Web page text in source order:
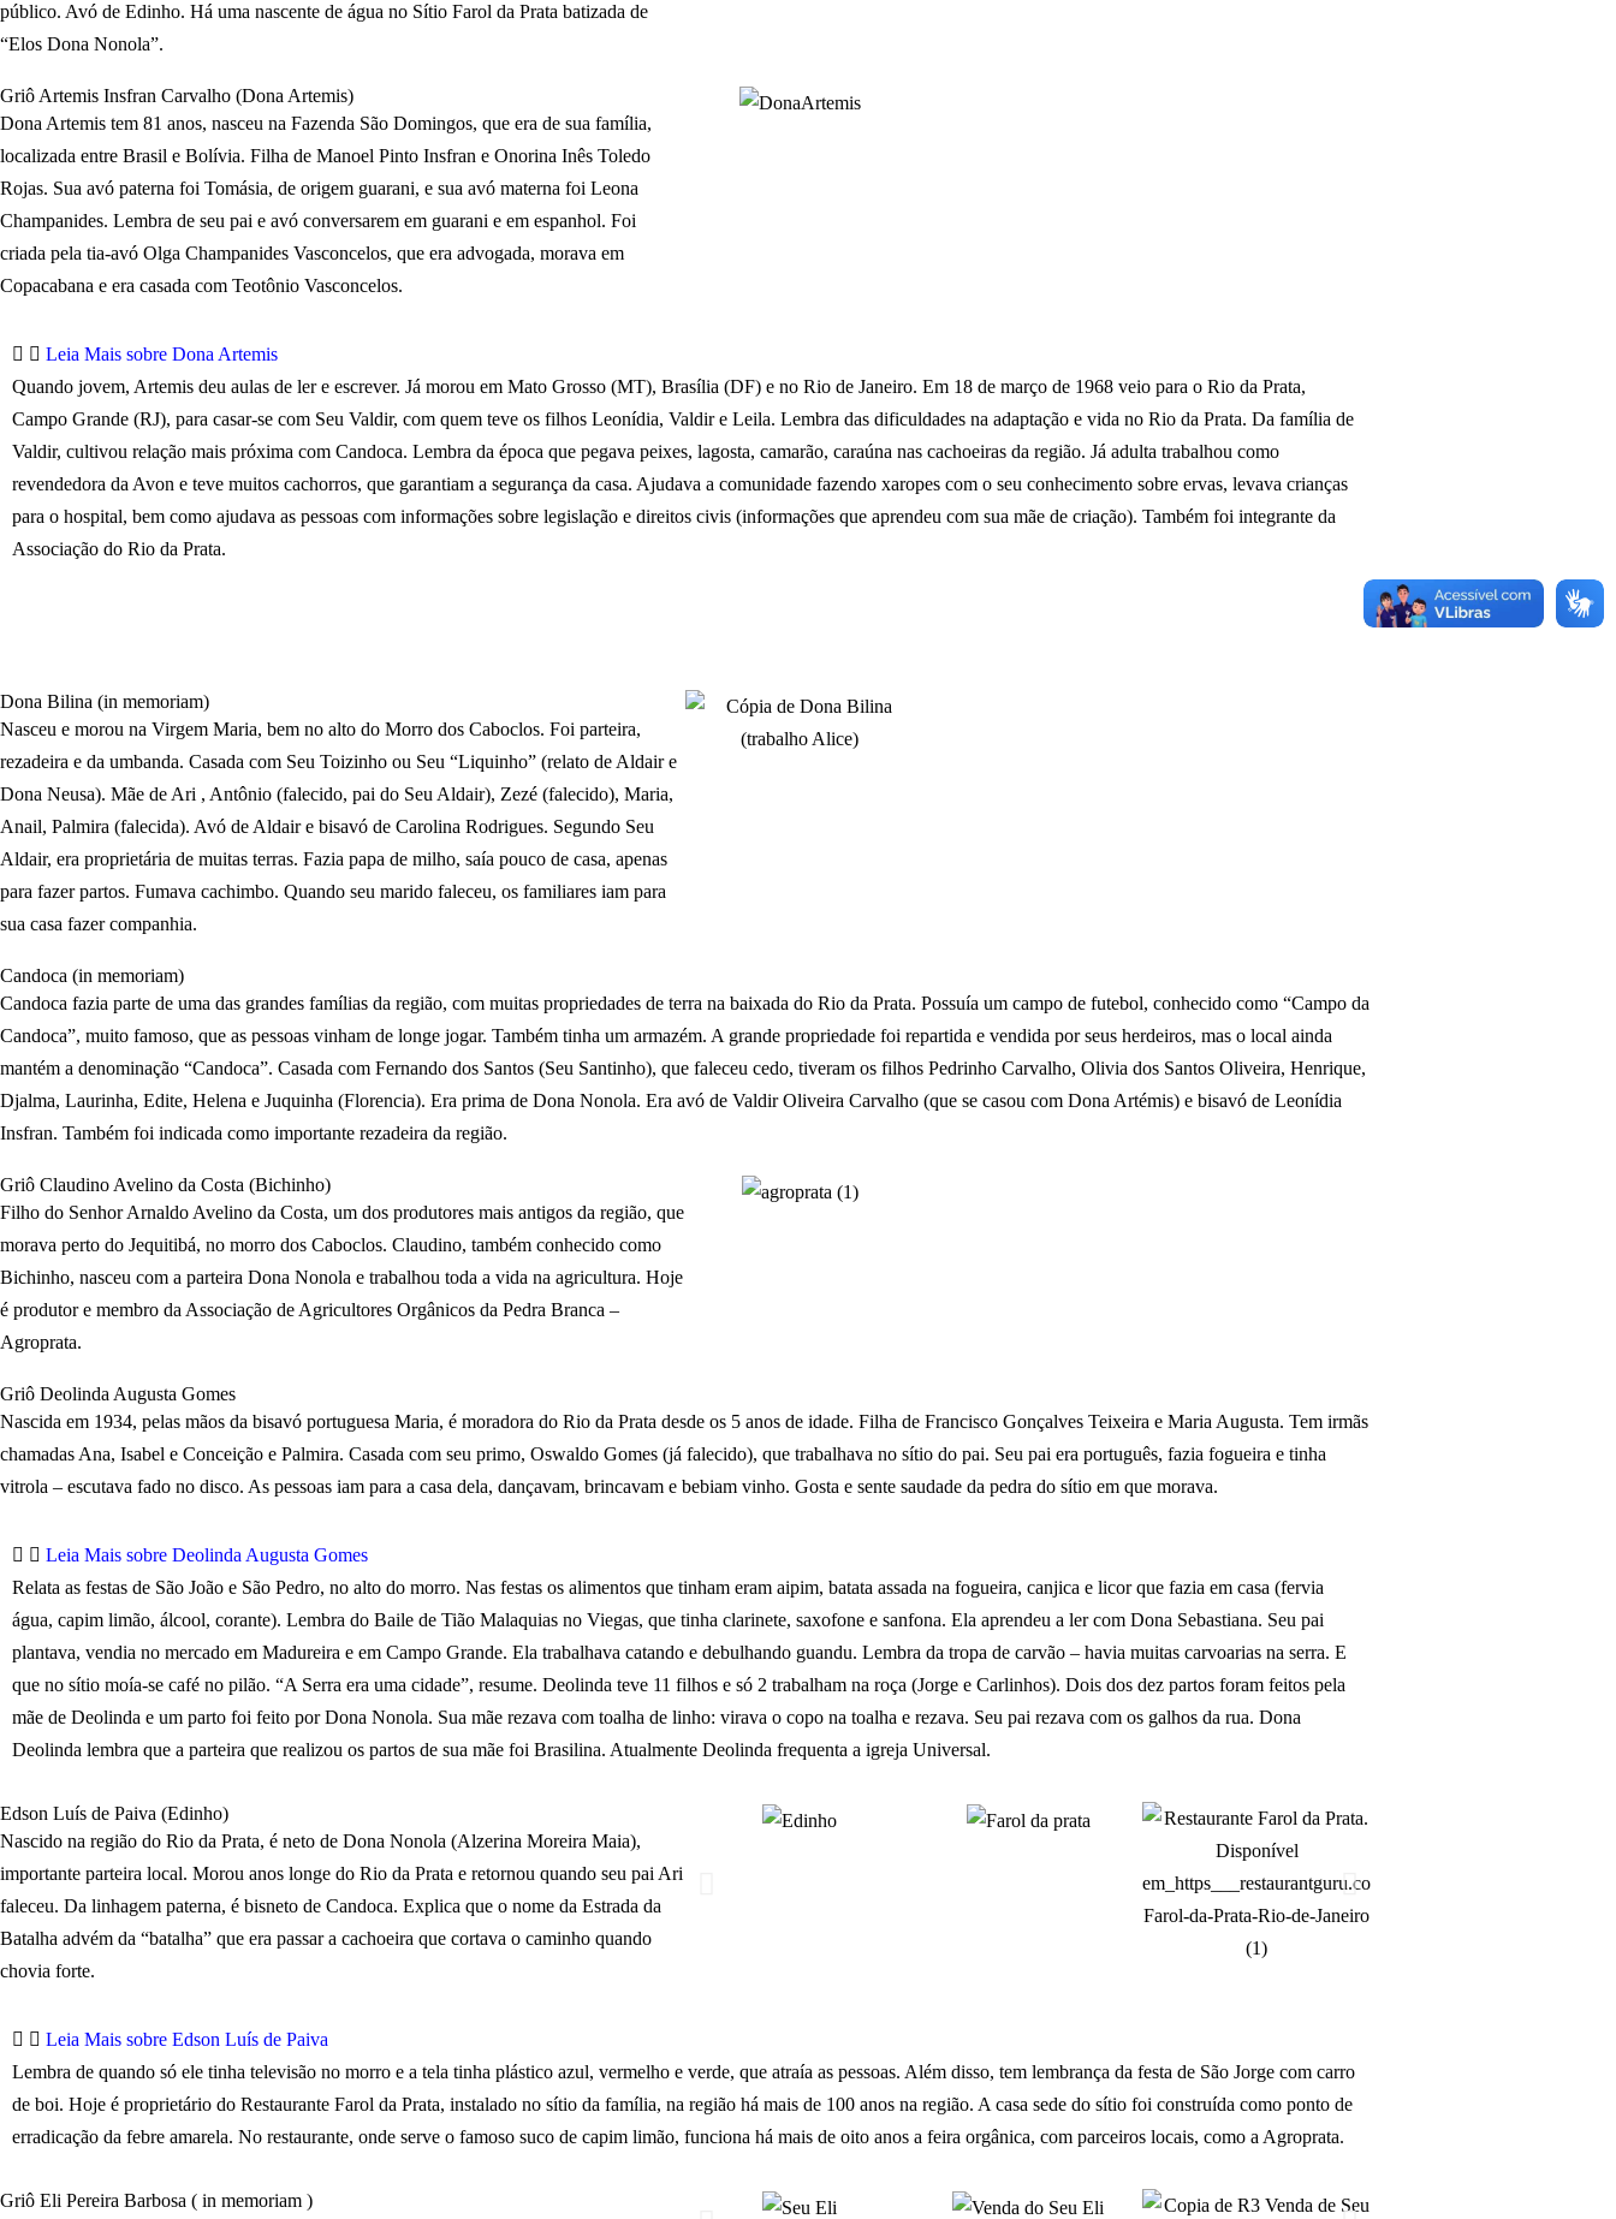
público. Avó de Edinho. Há uma nascente de água no Sítio Farol da Prata batizada de
“Elos Dona Nonola”.
Griô Artemis Insfran Carvalho (Dona Artemis)
Dona Artemis tem 81 anos, nasceu na Fazenda São Domingos, que era de sua família,
localizada entre Brasil e Bolívia. Filha de Manoel Pinto Insfran e Onorina Inês Toledo
Rojas. Sua avó paterna foi Tomásia, de origem guarani, e sua avó materna foi Leona
Champanides. Lembra de seu pai e avó conversarem em guarani e em espanhol. Foi
criada pela tia-avó Olga Champanides Vasconcelos, que era advogada, morava em
Copacabana e era casada com Teotônio Vasconcelos.
Leia Mais sobre Dona Artemis
Quando jovem, Artemis deu aulas de ler e escrever. Já morou em Mato Grosso (MT), Brasília (DF) e no Rio de Janeiro. Em 18 de março de 1968 veio para o Rio da Prata,
Campo Grande (RJ), para casar-se com Seu Valdir, com quem teve os filhos Leonídia, Valdir e Leila. Lembra das dificuldades na adaptação e vida no Rio da Prata. Da família de
Valdir, cultivou relação mais próxima com Candoca. Lembra da época que pegava peixes, lagosta, camarão, caraúna nas cachoeiras da região. Já adulta trabalhou como
revendedora da Avon e teve muitos cachorros, que garantiam a segurança da casa. Ajudava a comunidade fazendo xaropes com o seu conhecimento sobre ervas, levava crianças
para o hospital, bem como ajudava as pessoas com informações sobre legislação e direitos civis (informações que aprendeu com sua mãe de criação). Também foi integrante da
Associação do Rio da Prata.
Dona Bilina (in memoriam)
Nasceu e morou na Virgem Maria, bem no alto do Morro dos Caboclos. Foi parteira,
rezadeira e da umbanda. Casada com Seu Toizinho ou Seu “Liquinho” (relato de Aldair e
Dona Neusa). Mãe de Ari , Antônio (falecido, pai do Seu Aldair), Zezé (falecido), Maria,
Anail, Palmira (falecida). Avó de Aldair e bisavó de Carolina Rodrigues. Segundo Seu
Aldair, era proprietária de muitas terras. Fazia papa de milho, saía pouco de casa, apenas
para fazer partos. Fumava cachimbo. Quando seu marido faleceu, os familiares iam para
sua casa fazer companhia.
Candoca (in memoriam)
Candoca fazia parte de uma das grandes famílias da região, com muitas propriedades de terra na baixada do Rio da Prata. Possuía um campo de futebol, conhecido como “Campo da
Candoca”, muito famoso, que as pessoas vinham de longe jogar. Também tinha um armazém. A grande propriedade foi repartida e vendida por seus herdeiros, mas o local ainda
mantém a denominação “Candoca”. Casada com Fernando dos Santos (Seu Santinho), que faleceu cedo, tiveram os filhos Pedrinho Carvalho, Olivia dos Santos Oliveira, Henrique,
Djalma, Laurinha, Edite, Helena e Juquinha (Florencia). Era prima de Dona Nonola. Era avó de Valdir Oliveira Carvalho (que se casou com Dona Artémis) e bisavó de Leonídia
Insfran. Também foi indicada como importante rezadeira da região.
Griô Claudino Avelino da Costa (Bichinho)
Filho do Senhor Arnaldo Avelino da Costa, um dos produtores mais antigos da região, que
morava perto do Jequitibá, no morro dos Caboclos. Claudino, também conhecido como
Bichinho, nasceu com a parteira Dona Nonola e trabalhou toda a vida na agricultura. Hoje
é produtor e membro da Associação de Agricultores Orgânicos da Pedra Branca –
Agroprata.
Griô Deolinda Augusta Gomes
Nascida em 1934, pelas mãos da bisavó portuguesa Maria, é moradora do Rio da Prata desde os 5 anos de idade. Filha de Francisco Gonçalves Teixeira e Maria Augusta. Tem irmãs
chamadas Ana, Isabel e Conceição e Palmira. Casada com seu primo, Oswaldo Gomes (já falecido), que trabalhava no sítio do pai. Seu pai era português, fazia fogueira e tinha
vitrola – escutava fado no disco. As pessoas iam para a casa dela, dançavam, brincavam e bebiam vinho. Gosta e sente saudade da pedra do sítio em que morava.
Leia Mais sobre Deolinda Augusta Gomes
Relata as festas de São João e São Pedro, no alto do morro. Nas festas os alimentos que tinham eram aipim, batata assada na fogueira, canjica e licor que fazia em casa (fervia
água, capim limão, álcool, corante). Lembra do Baile de Tião Malaquias no Viegas, que tinha clarinete, saxofone e sanfona. Ela aprendeu a ler com Dona Sebastiana. Seu pai
plantava, vendia no mercado em Madureira e em Campo Grande. Ela trabalhava catando e debulhando guandu. Lembra da tropa de carvão – havia muitas carvoarias na serra. E
que no sítio moía-se café no pilão. “A Serra era uma cidade”, resume. Deolinda teve 11 filhos e só 2 trabalham na roça (Jorge e Carlinhos). Dois dos dez partos foram feitos pela
mãe de Deolinda e um parto foi feito por Dona Nonola. Sua mãe rezava com toalha de linho: virava o copo na toalha e rezava. Seu pai rezava com os galhos da rua. Dona
Deolinda lembra que a parteira que realizou os partos de sua mãe foi Brasilina. Atualmente Deolinda frequenta a igreja Universal.
Edson Luís de Paiva (Edinho)
Nascido na região do Rio da Prata, é neto de Dona Nonola (Alzerina Moreira Maia),
importante parteira local. Morou anos longe do Rio da Prata e retornou quando seu pai Ari
faleceu. Da linhagem paterna, é bisneto de Candoca. Explica que o nome da Estrada da
Batalha advém da “batalha” que era passar a cachoeira que cortava o caminho quando
chovia forte.
Leia Mais sobre Edson Luís de Paiva
Lembra de quando só ele tinha televisão no morro e a tela tinha plástico azul, vermelho e verde, que atraía as pessoas. Além disso, tem lembrança da festa de São Jorge com carro
de boi. Hoje é proprietário do Restaurante Farol da Prata, instalado no sítio da família, na região há mais de 100 anos na região. A casa sede do sítio foi construída como ponto de
erradicação da febre amarela. No restaurante, onde serve o famoso suco de capim limão, funciona há mais de oito anos a feira orgânica, com parceiros locais, como a Agroprata.
Griô Eli Pereira Barbosa ( in memoriam )